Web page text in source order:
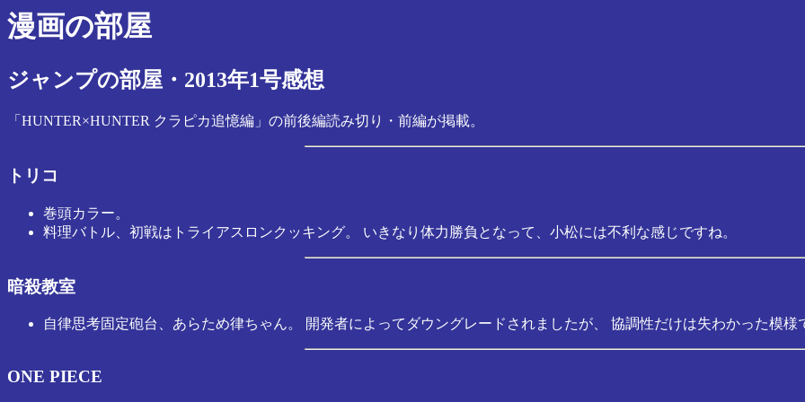
漫画の部屋
ジャンプの部屋・2013年1号感想
「HUNTER×HUNTER クラピカ追憶編」の前後編読み切り・前編が掲載。
トリコ
巻頭カラー。
料理バトル、初戦はトライアスロンクッキング。 いきなり体力勝負となって、小松には不利な感じですね。
暗殺教室
自律思考固定砲台、あらため律ちゃん。 開発者によってダウングレードされましたが、 協調性だけは失わかった模様
ONE PIECE